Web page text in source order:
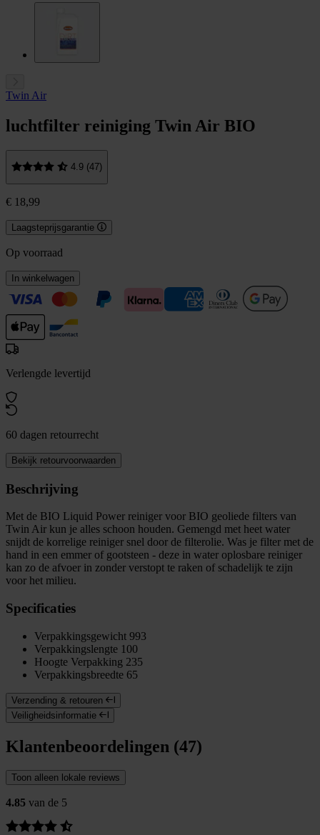
Twin Air
luchtfilter reiniging Twin Air BIO
4.9 (47)
€ 18,99
Laagsteprijsgarantie
Op voorraad
In winkelwagen
Verlengde levertijd
60 dagen retourrecht
Bekijk retourvoorwaarden
Beschrijving
Met de BIO Liquid Power reiniger voor BIO geoliede filters van
Twin Air kun je alles schoon houden. Gemengd met heet water
snijdt de korrelige reiniger snel door de filterolie. Was je filter met de
hand in een emmer of gootsteen - deze in water oplosbare reiniger
kan zo de afvoer in zonder verstopt te raken of schadelijk te zijn
voor het milieu.
Specificaties
Verpakkingsgewicht 993
Verpakkingslengte 100
Hoogte Verpakking 235
Verpakkingsbreedte 65
Verzending & retouren
Veiligheidsinformatie
Klantenbeoordelingen (47)
Toon alleen lokale reviews
4.85 van de 5